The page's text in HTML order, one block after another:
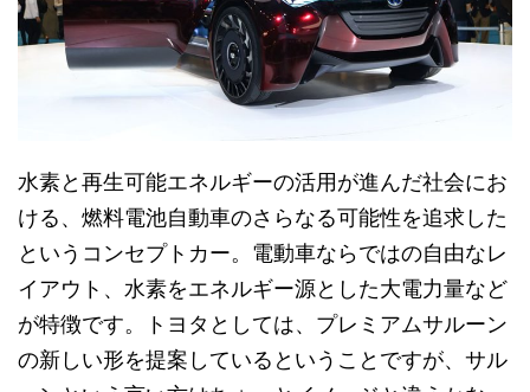
水素と再生可能エネルギーの活用が進んだ社会にお
ける、燃料電池自動車のさらなる可能性を追求した
というコンセプトカー。電動車ならではの自由なレ
イアウト、水素をエネルギー源とした大電力量など
が特徴です。トヨタとしては、プレミアムサルーン
の新しい形を提案しているということですが、サル